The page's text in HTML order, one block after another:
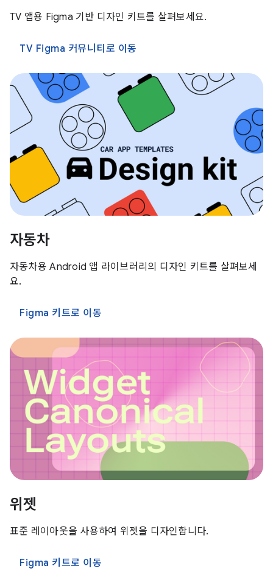
TV 앱용 Figma 기반 디자인 키트를 살펴보세요.
TV Figma 커뮤니티로 이동
자동차
자동차용 Android 앱 라이브러리의 디자인 키트를 살펴보세
요.
Figma 키트로 이동
위젯
표준 레이아웃을 사용하여 위젯을 디자인합니다.
Figma 키트로 이동